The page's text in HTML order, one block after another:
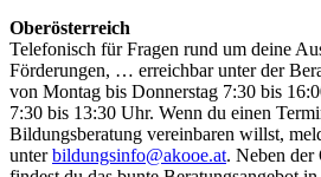
Oberösterreich
Telefonisch für Fragen rund um deine
Förderungen, … erreichbar unter der
von Montag bis Donnerstag 7:30 bis
7:30 bis 13:30 Uhr. Wenn du einen
Bildungsberatung vereinbaren willst,
unterbildungsinfo@akooe.at. Neben